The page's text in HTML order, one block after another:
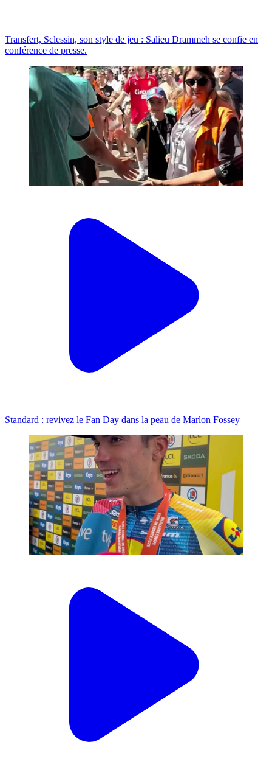
Transfert, Sclessin, son style de jeu : Salieu Drammeh se confie en
conférence de presse.
Standard : revivez le Fan Day dans la peau de Marlon Fossey